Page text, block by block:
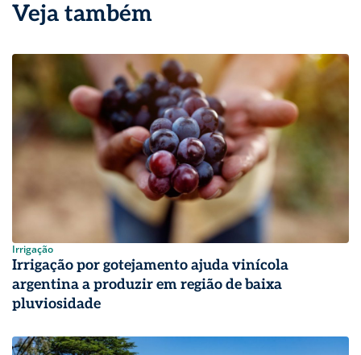
Veja também
Irrigação
Irrigação por gotejamento ajuda vinícola
argentina a produzir em região de baixa
pluviosidade